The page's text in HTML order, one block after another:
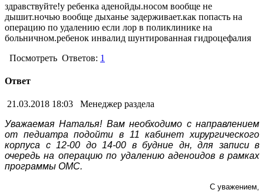
здравствуйте!у ребенка аденойды.носом вообще не
дышит.ночью вообще дыханье задерживает.как попасть на
операцию по удалению если лор в поликлинике на
больничном.ребенок инвалид шунтированная гидроцефалия
Посмотреть Ответов: 1
Ответ
21.03.2018 18:03
Менеджер раздела
Уважаемая Наталья! Вам необходимо с направлением
от педиатра подойти в 11 кабинет хирургического
корпуса с 12-00 до 14-00 в будние дн, для записи в
очередь на операцию по удалению аденоидов в рамках
программы ОМС.
С уважением,